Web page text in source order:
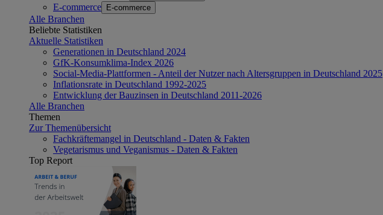
E-commerce E-commerce
Alle Branchen
Beliebte Statistiken
Aktuelle Statistiken
Generationen in Deutschland 2024
GfK-Konsumklima-Index 2026
Social-Media-Plattformen - Anteil der Nutzer nach Altersgruppen in Deutschland 2025
Inflationsrate in Deutschland 1992-2025
Entwicklung der Bauzinsen in Deutschland 2011-2026
Alle Branchen
Themen
Zur Themenübersicht
Fachkräftemangel in Deutschland - Daten & Fakten
Vegetarismus und Veganismus - Daten & Fakten
Top Report